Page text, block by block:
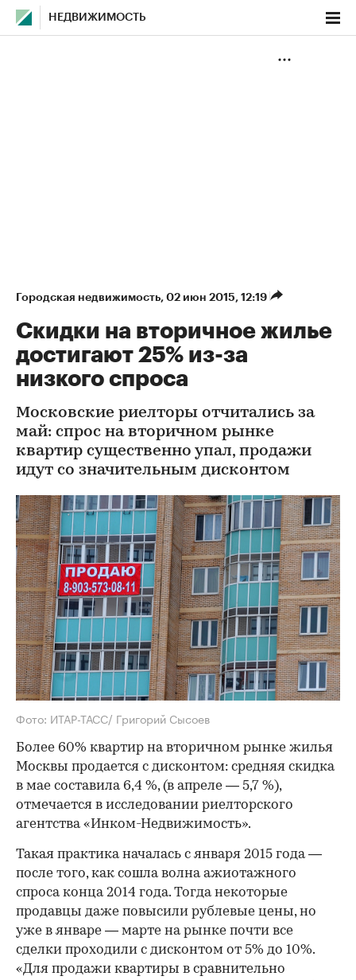
НЕДВИЖИМОСТЬ
Городская недвижимость⁠, 02 июн 2015, 12:19
Скидки на вторичное жилье
достигают 25% из-за
низкого спроса
Московские риелторы отчитались за
май: спрос на вторичном рынке
квартир существенно упал, продажи
идут со значительным дисконтом
Фото: ИТАР-ТАСС/ Григорий Сысоев
Более 60% квартир на вторичном рынке жилья
Москвы продается с дисконтом: средняя скидка
в мае составила 6,4 %, (в апреле — 5,7 %),
отмечается в исследовании риелторского
агентства «Инком-Недвижимость».
Такая практика началась с января 2015 года —
после того, как сошла волна ажиотажного
спроса конца 2014 года. Тогда некоторые
продавцы даже повысили рублевые цены, но
уже в январе — марте на рынке почти все
сделки проходили с дисконтом от 5% до 10%.
«Для продажи квартиры в сравнительно